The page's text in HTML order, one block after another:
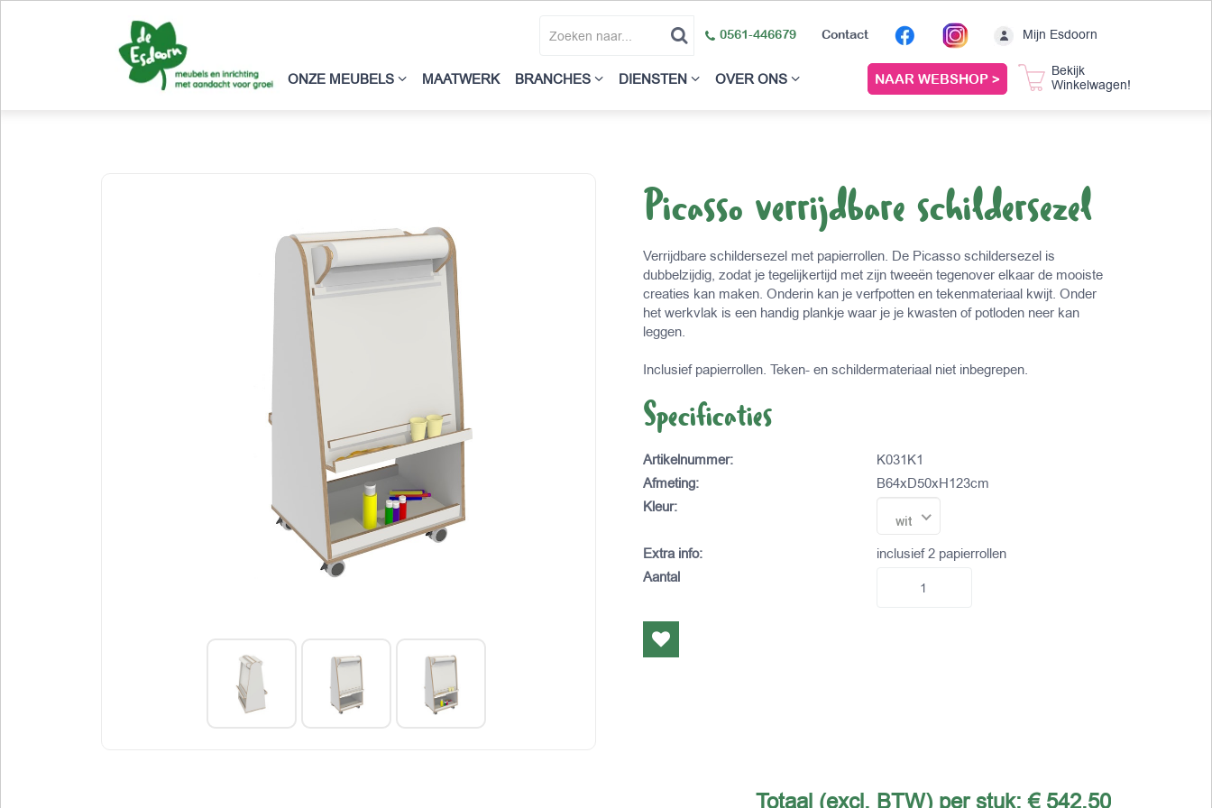
0561-446679 Contact Mijn Esdoorn
ONZE MEUBELS MAATWERK BRANCHES DIENSTEN OVER ONS NAAR WEBSHOP >
Bekijk
Winkelwagen!
Picasso verrijdbare schildersezel
Verrijdbare schildersezel met papierrollen. De Picasso schildersezel is
dubbelzijdig, zodat je tegelijkertijd met zijn tweeën tegenover elkaar de mooiste
creaties kan maken. Onderin kan je verfpotten en tekenmateriaal kwijt. Onder
het werkvlak is een handig plankje waar je je kwasten of potloden neer kan
leggen.
Inclusief papierrollen. Teken- en schildermateriaal niet inbegrepen.
Specificaties
Artikelnummer:
K031K1
Afmeting:
B64xD50xH123cm
Kleur:
wit
Extra info:
inclusief 2 papierrollen
Aantal
Totaal (excl. BTW) per stuk:€ 542,50